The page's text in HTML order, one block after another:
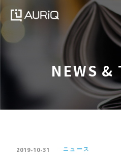
NEWS &
2019-10-31 ニュース